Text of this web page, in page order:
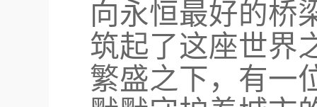
向永恒最好的桥
筑起了这座世界
繁盛之下，有一